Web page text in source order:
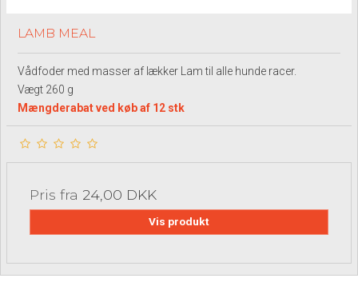
LAMB MEAL
Vådfoder med masser af lækker Lam til alle hunde racer.
Vægt 260 g
Mængderabat ved køb af 12 stk
Pris fra 24,00 DKK
Vis produkt